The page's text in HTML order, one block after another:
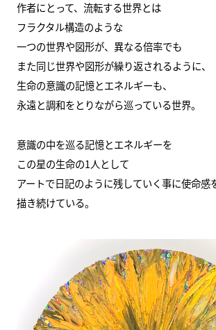
作者にとって、流転する世界とは
フラクタル構造のような
一つの世界や図形が、異なる倍率でも
また同じ世界や図形が繰り返されるように、
生命の意識の記憶とエネルギーも、
永遠と調和をとりながら巡っている世界。
意識の中を巡る記憶とエネルギーを
この星の生命の1人として
アートで日記のように残していく事に使命感
描き続けている。